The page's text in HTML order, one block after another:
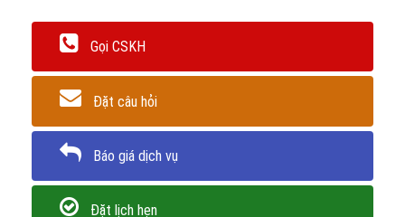
Gọi CSKH
Đặt câu hỏi
Báo giá dịch vụ
Đặt lịch hẹn